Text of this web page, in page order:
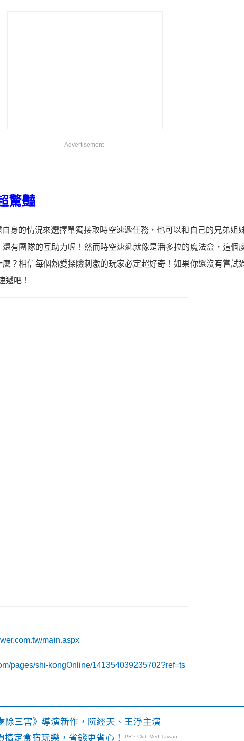
驚豔
身的情況來選擇單獨接取時空速遞任務，也可以和自己的兄弟姐
有團隊的互助力喔！然而時空速遞就像是潘多拉的魔法盒，這個
？相信每個熱愛探險刺激的玩家必定超好奇！如果你還沒有嘗試
遞吧！
main.aspx
pages/shi-kongOnline/141354039235702?ref=ts
除三害》導演新作，阮經天、王淨主演
定食宿玩樂，省錢更省心！
PR・Club Med Taiwan